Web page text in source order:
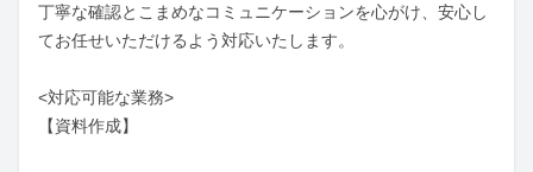
丁寧な確認とこまめなコミュニケーションを心がけ、安心し
てお任せいただけるよう対応いたします。
<対応可能な業務>
【資料作成】